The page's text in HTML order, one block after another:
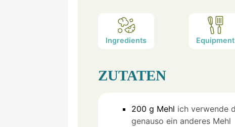
Ingredients Equipment
ZUTATEN
200 g Mehl ich verwende
genauso ein anderes Mehl